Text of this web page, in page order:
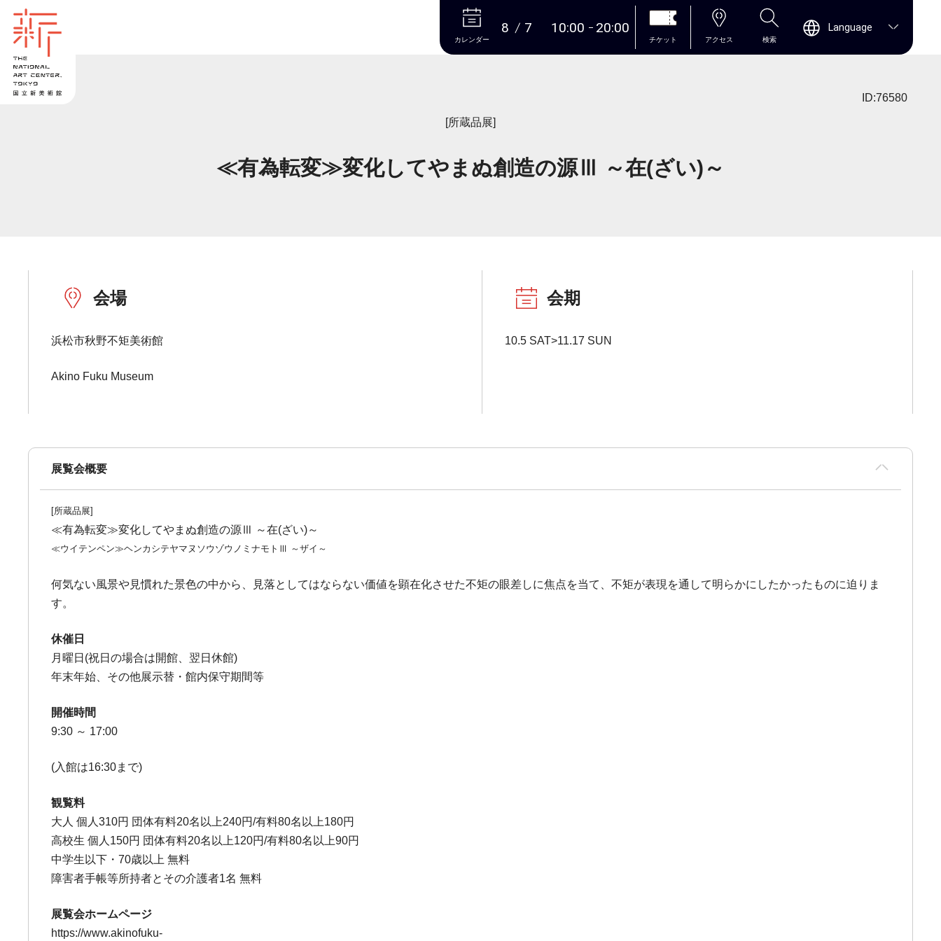
本文へ
カレンダー
8 7 10:00 20:00
チケット アクセス 検索
Language
ID:76580
[所蔵品展]
≪有為転変≫変化してやまぬ創造の源Ⅲ ～在(ざい)～
会場
浜松市秋野不矩美術館
Akino Fuku Museum
会期
10.5 SAT>11.17 SUN
展覧会概要
[所蔵品展]
≪有為転変≫変化してやまぬ創造の源Ⅲ ～在(ざい)～
≪ウイテンペン≫ヘンカシテヤマヌソウゾウノミナモトⅢ ～ザイ～
何気ない風景や見慣れた景色の中から、見落としてはならない価値を顕在化させた不矩の眼差しに焦点を当て、不矩が表現を通して明らかにしたかったものに迫りま
す。
休催日
月曜日(祝日の場合は開館、翌日休館)
年末年始、その他展示替・館内保守期間等
開催時間
9:30 ～ 17:00
(入館は16:30まで)
観覧料
大人 個人310円 団体有料20名以上240円/有料80名以上180円
高校生 個人150円 団体有料20名以上120円/有料80名以上90円
中学生以下・70歳以上 無料
障害者手帳等所持者とその介護者1名 無料
展覧会ホームページ
https://www.akinofuku-